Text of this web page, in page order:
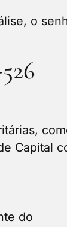
o
Capital
do